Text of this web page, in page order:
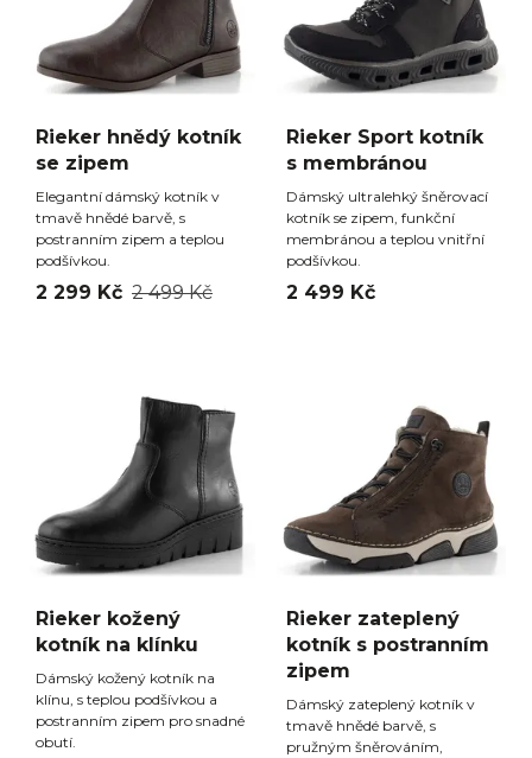
Rieker hnědý kotník
se zipem
Elegantní dámský kotník v
tmavě hnědé barvě, s
postranním zipem a teplou
podšívkou.
2 299 Kč 2 499 Kč
Rieker Sport kotník
s membránou
Dámský ultralehký šněrovací
kotník se zipem, funkční
membránou a teplou vnitřní
podšívkou.
2 499 Kč
Rieker kožený
kotník na klínku
Dámský kožený kotník na
klínu, s teplou podšívkou a
postranním zipem pro snadné
obutí.
Rieker zateplený
kotník s postranním
zipem
Dámský zateplený kotník v
tmavě hnědé barvě, s
pružným šněrováním,